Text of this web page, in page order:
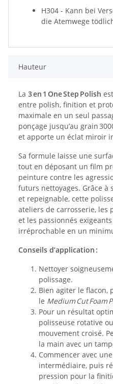
H304 - Kann bei
die Atemwege
Hauteur
La 3 en 1 One Step Polish
entre polish, finition et
maximale en un seul
ponçage jusqu’au grain
et apporte un éclat miroir
Sa formule laisse une
tout en déposant un film
peinture contre les
futurs nettoyages. Grâce à
et repeignable, cette
ateliers de carrosserie, les
et les passionnés
irréprochable en un
Conseils d’application :
Nettoyer
polissage.
Bien agiter le
le Medium Cut Foam
Pour un résultat
polisseuse rotative
mouvement croisé.
la main avec un
Commencer avec
intermédiaire, puis
pression pour la